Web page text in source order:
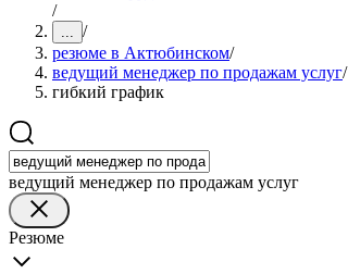
/
... /
резюме в Актюбинском/
ведущий менеджер по продажам услуг/
гибкий график
ведущий менеджер по продажам услуг
Резюме